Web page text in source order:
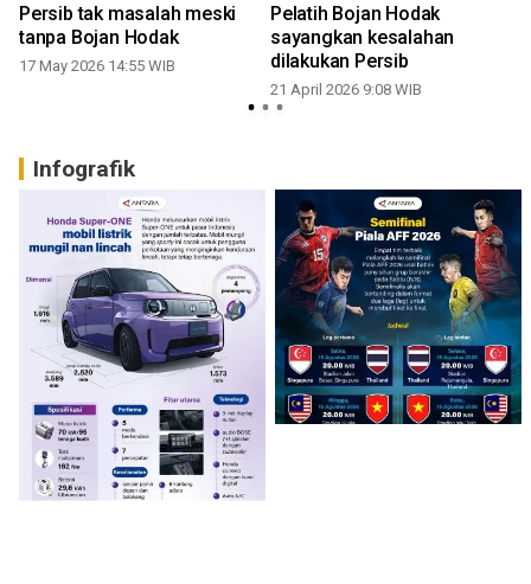
Persib tak masalah meski
tanpa Bojan Hodak
17 May 2026 14:55 WIB
Pelatih Bojan Hodak
sayangkan kesalahan
dilakukan Persib
21 April 2026 9:08 WIB
Infografik